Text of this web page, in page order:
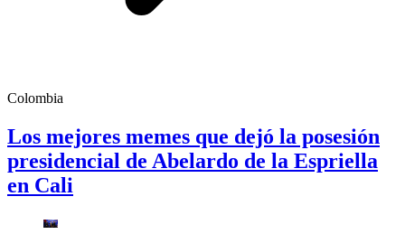
Colombia
Los mejores memes que dejó la posesión
presidencial de Abelardo de la Espriella
en Cali